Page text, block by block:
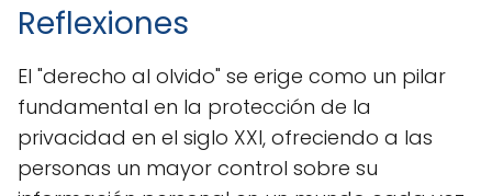
Reflexiones
El "derecho al olvido" se erige como un pilar
fundamental en la protección de la
privacidad en el siglo XXI, ofreciendo a las
personas un mayor control sobre su